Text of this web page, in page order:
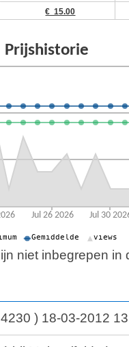
€ 15.00
niet inbegrepen in
4230 ) 18-03-2012